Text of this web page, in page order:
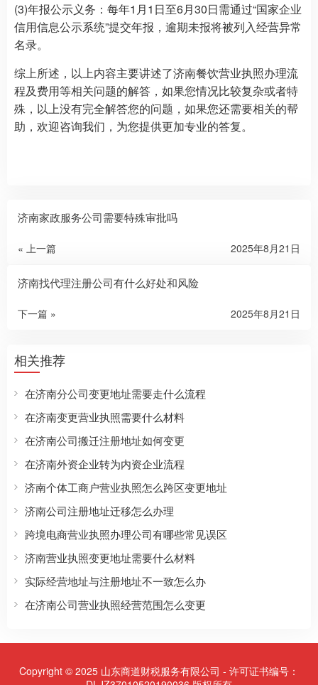
(3)年报公示义务：每年1月1日至6月30日需通过“国家企业
信用信息公示系统”提交年报，逾期未报将被列入经营异常
名录。
综上所述，以上内容主要讲述了济南餐饮营业执照办理流
程及费用等相关问题的解答，如果您情况比较复杂或者特
殊，以上没有完全解答您的问题，如果您还需要相关的帮
助，欢迎咨询我们，为您提供更加专业的答复。
济南家政服务公司需要特殊审批吗
« 上一篇 2025年8月21日
济南找代理注册公司有什么好处和风险
下一篇 » 2025年8月21日
相关推荐
在济南分公司变更地址需要走什么流程
在济南变更营业执照需要什么材料
在济南公司搬迁注册地址如何变更
在济南外资企业转为内资企业流程
济南个体工商户营业执照怎么跨区变更地址
济南公司注册地址迁移怎么办理
跨境电商营业执照办理公司有哪些常见误区
济南营业执照变更地址需要什么材料
实际经营地址与注册地址不一致怎么办
在济南公司营业执照经营范围怎么变更
Copyright © 2025 山东商道财税服务有限公司 - 许可证书编号：